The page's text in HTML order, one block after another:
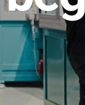
für
und zukunftsfähig.